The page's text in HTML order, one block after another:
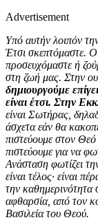
Advertisement
Υπό αυτήν λοιπόν
Έτσι σκεπτόμαστε.
προσευχόμαστε ή
στη ζωή μας. Στην
δημιουργούμε
είναι έτσι. Στην
είναι Σωτήρας,
άσχετα εάν θα
πιστεύουμε στον Θεό
πιστεύουμε για να
Ανάσταση φωτίζει
είναι τέλος· είναι
την καθημερινότητα
αφθαρσία, από τον
Βασιλεία του Θεού.